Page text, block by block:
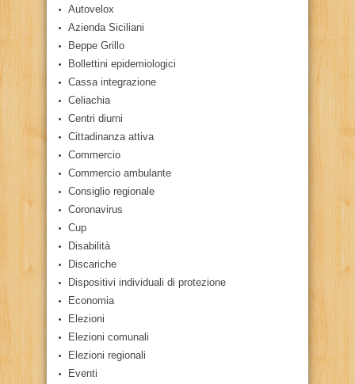
Autovelox
Azienda Siciliani
Beppe Grillo
Bollettini epidemiologici
Cassa integrazione
Celiachia
Centri diurni
Cittadinanza attiva
Commercio
Commercio ambulante
Consiglio regionale
Coronavirus
Cup
Disabilità
Discariche
Dispositivi individuali di protezione
Economia
Elezioni
Elezioni comunali
Elezioni regionali
Eventi